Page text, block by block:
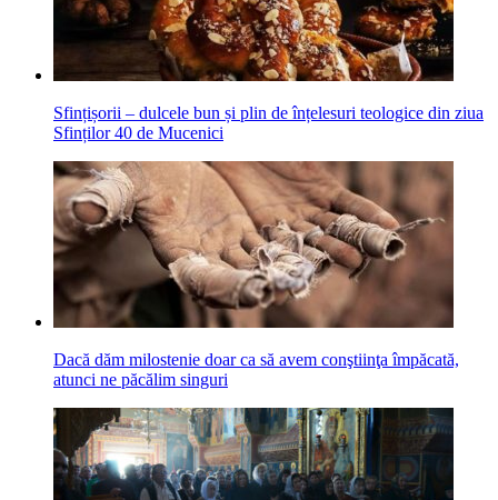
Sfințișorii – dulcele bun și plin de înțelesuri teologice din ziua
Sfinților 40 de Mucenici
Dacă dăm milostenie doar ca să avem conştiinţa împăcată,
atunci ne păcălim singuri